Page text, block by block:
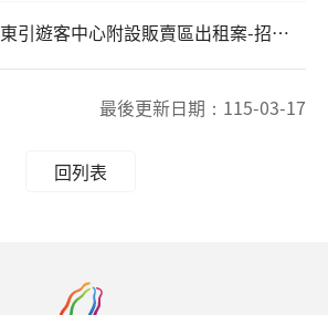
東引遊客中心附設販賣區出租案-招租公告
最後更新日期： 115-03-17
回列表